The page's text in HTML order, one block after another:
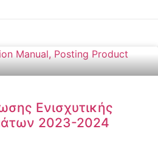
Ενισχυτικής
2023-2024